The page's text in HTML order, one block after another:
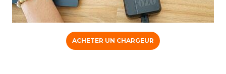
ACHETER UN CHARGEUR